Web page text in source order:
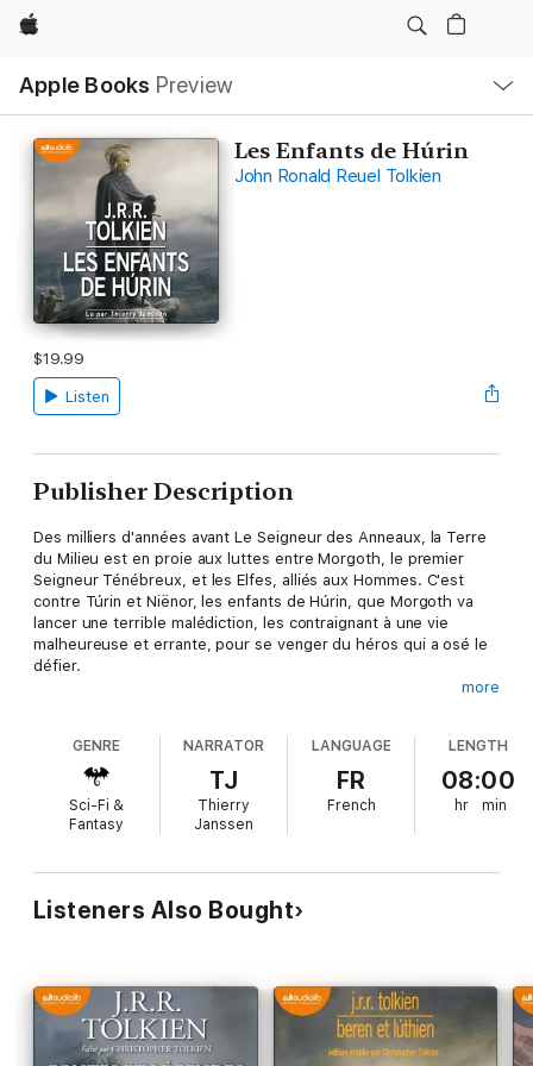
Apple
Apple Books Preview
Nav
Open
Menu
Les Enfants de Húrin
John Ronald Reuel Tolkien
$19.99
Listen
Publisher Description
Des milliers d'années avant Le Seigneur des Anneaux, la Terre
du Milieu est en proie aux luttes entre Morgoth, le premier
Seigneur Ténébreux, et les Elfes, alliés aux Hommes. C'est
contre Túrin et Niënor, les enfants de Húrin, que Morgoth va
lancer une terrible malédiction, les contraignant à une vie
malheureuse et errante, pour se venger du héros qui a osé le
défier.
Seigneur des Anneaux, qui retrouveront le souffle de ce roman
dans l'histoire de Túrin, héros humain qui cherche sa place
parmi les Elfes et les Hommes dans un monde en guerre ;
trompé par le destin, il lutte de manière spectaculaire et
tragique contre Morgoth, nous faisant découvrir un passé
Ce texte d’une richesse indéniable confirme l’ampleur, la
cohérence et la qualité de l’œuvre de Tolkien. Dans la
inégalable.
more
GENRE
Sci-Fi &
Fantasy
NARRATOR
TJ
Thierry
Janssen
LANGUAGE
FR
French
LENGTH
08:00
hr min
Listeners Also Bought